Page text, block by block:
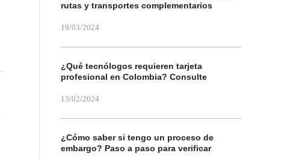
rutas y transportes complementarios
19/03/2024
¿Qué tecnólogos requieren tarjeta
profesional en Colombia? Consulte
13/02/2024
¿Cómo saber si tengo un proceso de
embargo? Paso a paso para verificar